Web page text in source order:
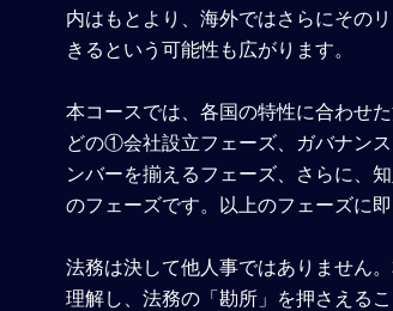
内はもとより、海外ではさらにその
きるという可能性も広がります。
本コースでは、各国の特性に合わせ
どの①会社設立フェーズ、ガバナン
ンバーを揃えるフェーズ、さらに、
のフェーズです。以上のフェーズに
法務は決して他人事ではありません
理解し、法務の「勘所」を押さえる